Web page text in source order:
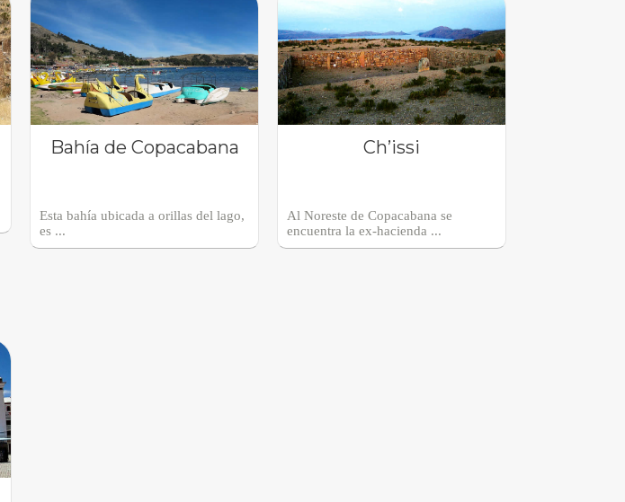
Bahía de Copacabana
Esta bahía ubicada a orillas del lago,
es ...
Ch’issi
Al Noreste de Copacabana se
encuentra la ex-hacienda ...